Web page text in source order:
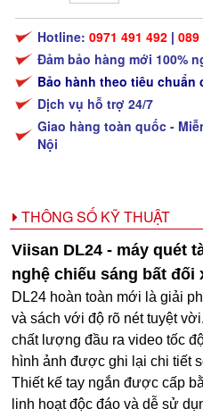
Hotline: 0971 491 492 | 089
Đảm bảo hàng mới 100%
Bảo hành theo tiêu chuẩn
Dịch vụ hỗ trợ 24/7
Giao hàng toàn quốc -
Nội
THÔNG SỐ KỸ THUẬT
Viisan DL24 - máy quét
nghệ chiếu sáng bất đối
DL24 hoàn toàn mới là giải
và sách với độ rõ nét tuyệt
chất lượng đầu ra video tốc
hình ảnh được ghi lại chi tiết
Thiết kế tay ngắn được cấp
linh hoạt độc đáo và dễ sử